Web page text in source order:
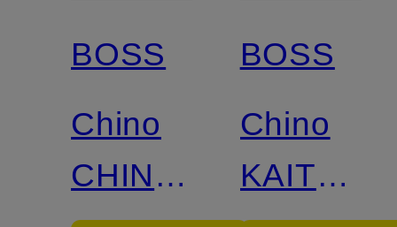
BOSS
Chino
CHINO
BOSS
Chino
KAITON